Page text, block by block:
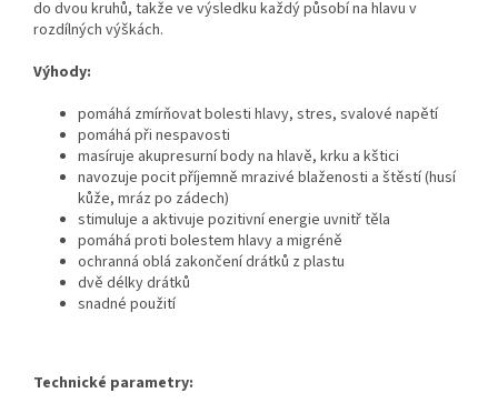
do dvou kruhů, takže ve výsledku každý působí na hlavu v
rozdílných výškách.
Výhody:
pomáhá zmírňovat bolesti hlavy, stres, svalové napětí
pomáhá při nespavosti
masíruje akupresurní body na hlavě, krku a kštici
navozuje pocit příjemně mrazivé blaženosti a štěstí (husí
kůže, mráz po zádech)
stimuluje a aktivuje pozitivní energie uvnitř těla
pomáhá proti bolestem hlavy a migréně
ochranná oblá zakončení drátků z plastu
dvě délky drátků
snadné použití
Technické parametry: